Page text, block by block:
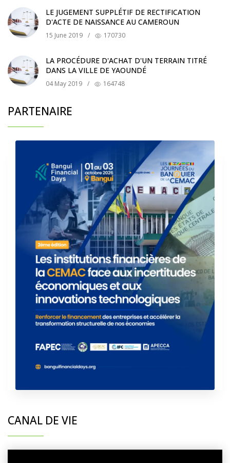
LE JUGEMENT SUPPLÉTIF DE RECTIFICATION
D'ACTE DE NAISSANCE AU CAMEROUN
15 June 2019 / 170730
LA PROCÉDURE D'ACHAT D'UN TERRAIN TITRÉ
DANS LA VILLE DE YAOUNDÉ
04 May 2019 / 164748
PARTENAIRE
CANAL DE VIE